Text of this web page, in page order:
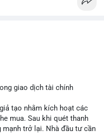
giao dịch tài chính
tạo nhằm kích hoạt các
mua. Sau khi quét thanh
mạnh trở lại. Nhà đầu tư cần